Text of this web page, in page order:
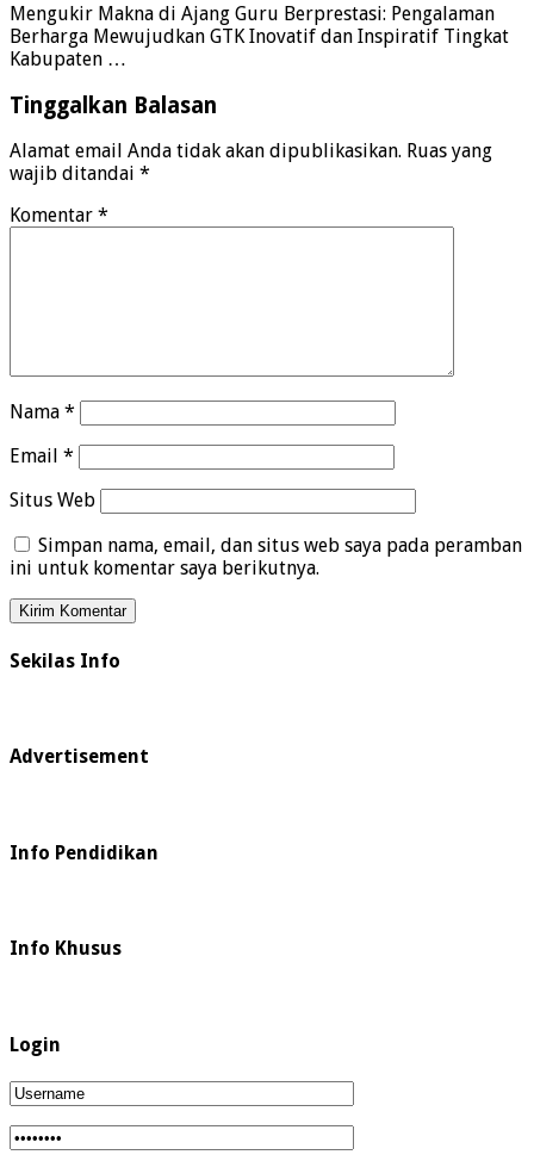
Mengukir Makna di Ajang Guru Berprestasi: Pengalaman
Berharga Mewujudkan GTK Inovatif dan Inspiratif Tingkat
Kabupaten …
Tinggalkan Balasan
Alamat email Anda tidak akan dipublikasikan. Ruas yang
wajib ditandai *
Komentar *
Nama *
Email *
Situs Web
Simpan nama, email, dan situs web saya pada peramban
ini untuk komentar saya berikutnya.
Sekilas Info
Advertisement
Info Pendidikan
Info Khusus
Login